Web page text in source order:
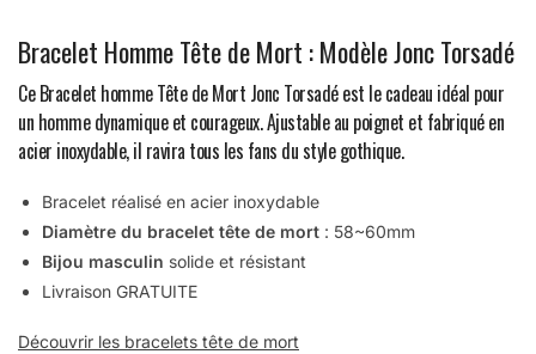
Bracelet Homme Tête de Mort : Modèle Jonc Torsadé
Ce Bracelet homme Tête de Mort Jonc Torsadé est le cadeau idéal pour
un homme dynamique et courageux. Ajustable au poignet et fabriqué en
acier inoxydable, il ravira tous les fans du style gothique.
Bracelet réalisé en acier inoxydable
Diamètre du bracelet tête de mort : 58~60mm
Bijou masculin solide et résistant
Livraison GRATUITE
Découvrir les bracelets tête de mort